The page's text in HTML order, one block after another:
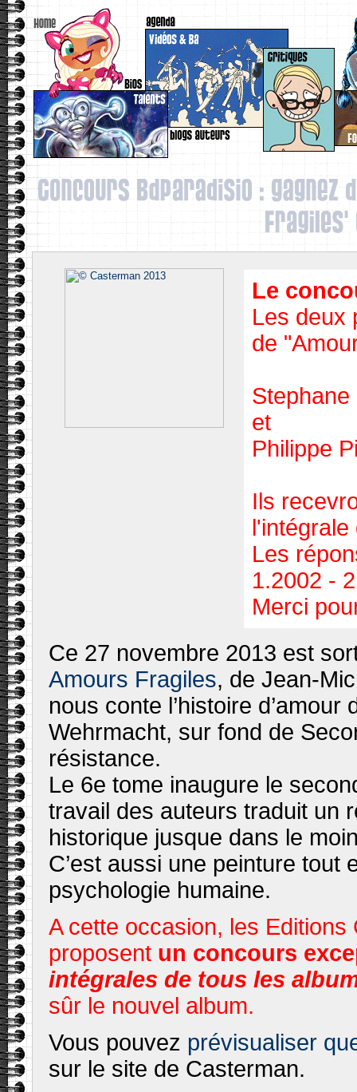
Le
Les deux
de
et
Philippe
Ils
Les
1.2002 -
Merci
Ce 27 novembre 2013 est
Amours Fragiles, de Jean-
nous conte l’histoire
Wehrmacht, sur fond de
résistance.
Le 6e tome inaugure le
travail des auteurs traduit un
historique jusque dans le
C’est aussi une peinture tout
psychologie humaine.
A cette occasion, les
proposent un concours
intégrales de tous les
sûr le nouvel album.
Vous pouvez prévisualiser
sur le site de Casterman.